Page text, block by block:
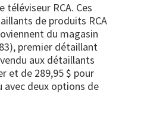
téléviseur RCA. Ces
de produits RCA
du magasin
premier détaillant
aux détaillants
et de 289,95 $ pour
avec deux options de